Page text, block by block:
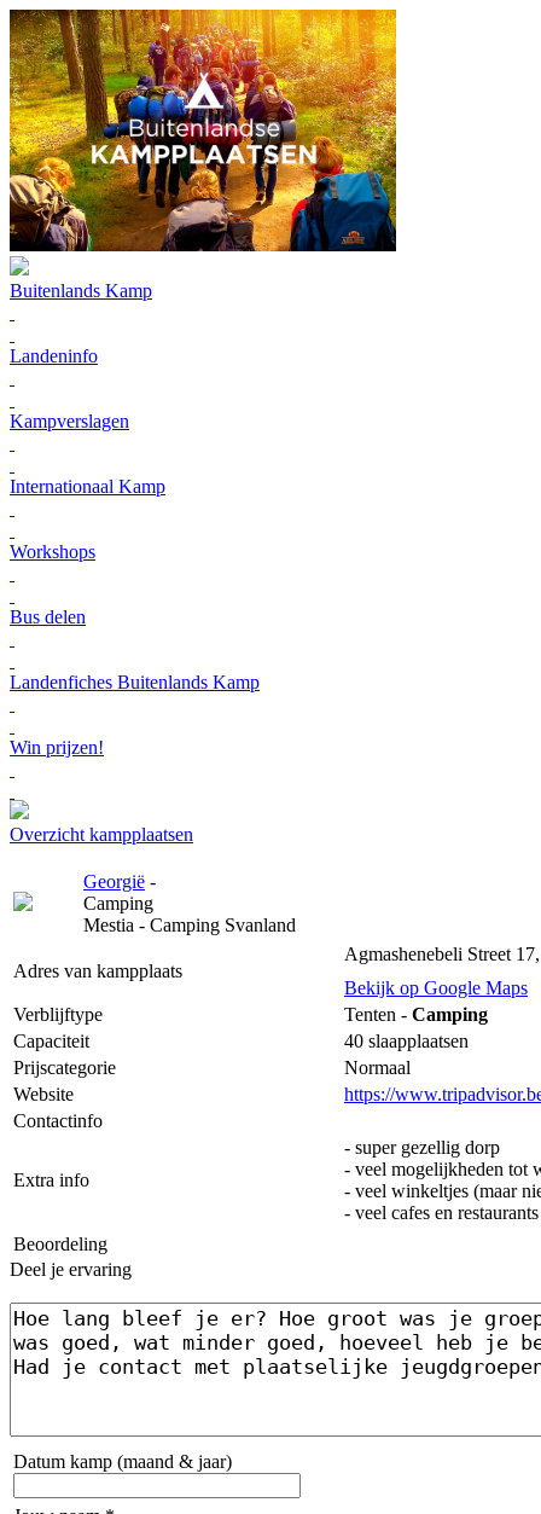
Buitenlands Kamp
Landeninfo
Kampverslagen
Internationaal Kamp
Workshops
Bus delen
Landenfiches Buitenlands Kamp
Win prijzen!
Overzicht kampplaatsen
Georgië -
Camping
Mestia - Camping Svanland
Adres van kampplaats
Agmashenebeli Street
Bekijk op Google Maps
Verblijftype
Tenten - Camping
Capaciteit
40 slaapplaatsen
Prijscategorie
Normaal
Website
https://
Contactinfo
Extra info
- super gezellig dorp
- veel mogelijkheden tot
- veel winkeltjes (maar
- veel cafes en restaurants
Beoordeling
Deel je ervaring
Datum kamp (maand & jaar)